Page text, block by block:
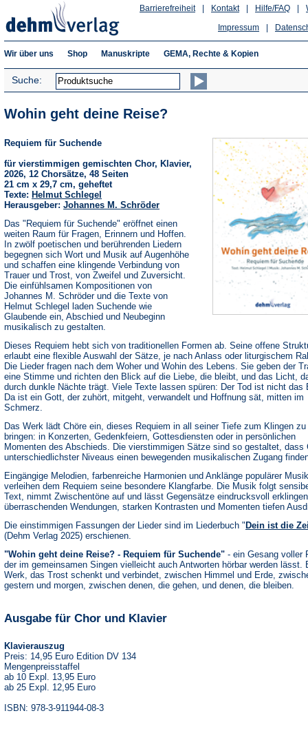
Hilfe/FAQ
Kontakt
Barrierefreiheit
Impressum
Wir über uns Shop Manuskripte GEMA, Rechte & Kopien
Suche:
Wohin geht deine Reise?
Requiem für Suchende
für vierstimmigen gemischten Chor, Klavier,
2026, 12 Chorsätze, 48 Seiten
21 cm x 29,7 cm, geheftet
Texte: Helmut Schlegel
Herausgeber: Johannes M. Schröder
Das "Requiem für Suchende" eröffnet einen
weiten Raum für Fragen, Erinnern und Hoffen.
In zwölf poetischen und berührenden Liedern
begegnen sich Wort und Musik auf Augenhöhe
und schaffen eine klingende Verbindung von
Trauer und Trost, von Zweifel und Zuversicht.
Die einfühlsamen Kompositionen von
Johannes M. Schröder und die Texte von
Helmut Schlegel laden Suchende wie
Glaubende ein, Abschied und Neubeginn
musikalisch zu gestalten.
Dieses Requiem hebt sich von traditionellen Formen ab. Seine offene
erlaubt eine flexible Auswahl der Sätze, je nach Anlass oder liturgischem
Die Lieder fragen nach dem Woher und Wohin des Lebens. Sie geben der
eine Stimme und richten den Blick auf die Liebe, die bleibt, und das Licht,
durch dunkle Nächte trägt. Viele Texte lassen spüren: Der Tod ist nicht das
Da ist ein Gott, der zuhört, mitgeht, verwandelt und Hoffnung sät, mitten im
Schmerz.
Das Werk lädt Chöre ein, dieses Requiem in all seiner Tiefe zum Klingen zu
bringen: in Konzerten, Gedenkfeiern, Gottesdiensten oder in persönlichen
Momenten des Abschieds. Die vierstimmigen Sätze sind so gestaltet, dass
unterschiedlichster Niveaus einen bewegenden musikalischen Zugang
Eingängige Melodien, farbenreiche Harmonien und Anklänge populärer
verleihen dem Requiem seine besondere Klangfarbe. Die Musik folgt
Text, nimmt Zwischentöne auf und lässt Gegensätze eindrucksvoll
überraschenden Wendungen, starken Kontrasten und Momenten tiefen
Die einstimmigen Fassungen der Lieder sind im Liederbuch " Dein ist die
(Dehm Verlag 2025) erschienen.
"Wohin geht deine Reise? - Requiem für Suchende" - ein Gesang voller
der im gemeinsamen Singen vielleicht auch Antworten hörbar werden lässt.
Werk, das Trost schenkt und verbindet, zwischen Himmel und Erde,
gestern und morgen, zwischen denen, die gehen, und denen, die bleiben.
Ausgabe für Chor und Klavier
Klavierauszug
Preis: 14,95 Euro Edition DV 134
Mengenpreisstaffel
ab 10 Expl. 13,95 Euro
ab 25 Expl. 12,95 Euro
ISBN: 978-3-911944-08-3